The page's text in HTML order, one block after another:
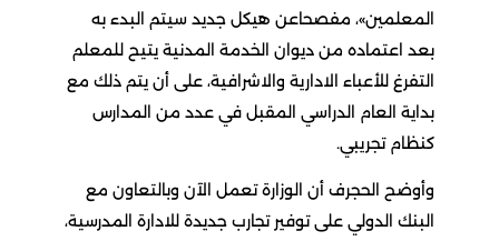
المعلمين»، مفصحاعن هيكل جديد سيتم البدء به
بعد اعتماده من ديوان الخدمة المدنية يتيح للمعلم
التفرغ للأعباء الادارية والاشرافية، على أن يتم ذلك مع
بداية العام الدراسي المقبل في عدد من المدارس
كنظام تجريبي.
وأوضح الحجرف أن الوزارة تعمل الآن وبالتعاون مع
البنك الدولي على توفير تجارب جديدة للادارة المدرسية،